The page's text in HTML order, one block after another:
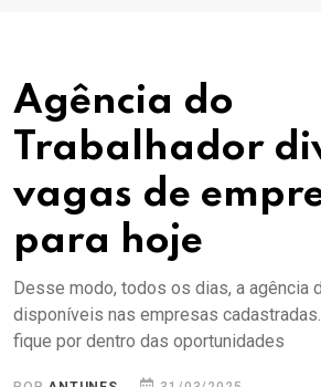
Agência do
Trabalhador
vagas de
para hoje
Desse modo, todos os dias, a agência
disponíveis nas empresas
fique por dentro das oportunidades